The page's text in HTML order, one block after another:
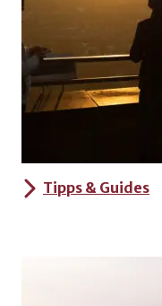
Tipps & Guides